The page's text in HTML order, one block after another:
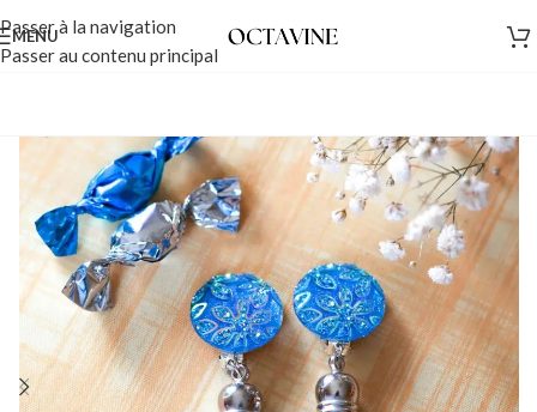
Passer à la navigation
Passer au contenu principal
MENU